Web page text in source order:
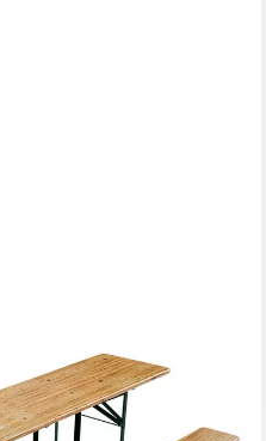
lackierte Oberfläche,